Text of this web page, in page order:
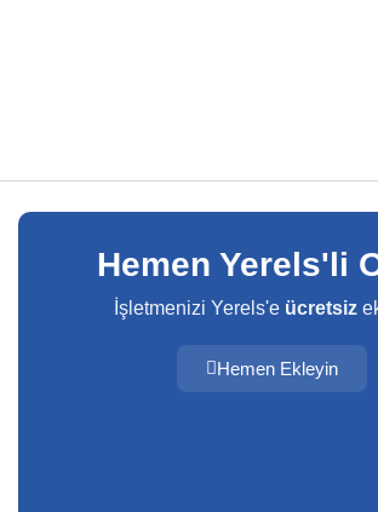
Hemen Yerels'li
İşletmenizi Yerels'e ücretsiz
Hemen Ekleyin